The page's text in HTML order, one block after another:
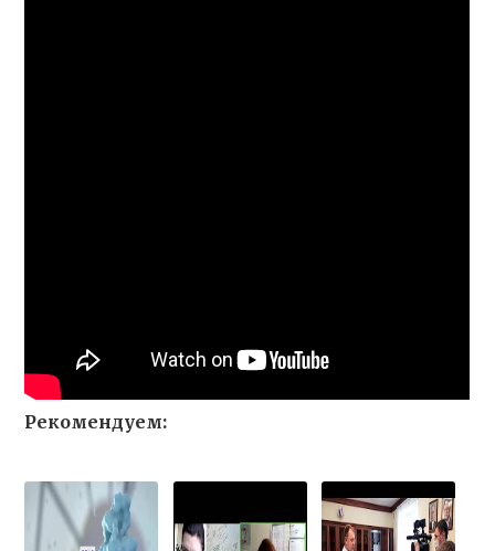
Рекомендуем: